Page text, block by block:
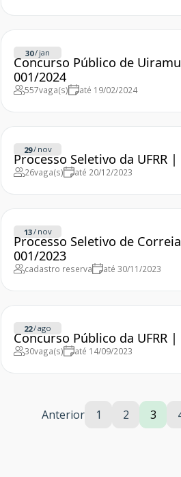
30/ jan
Concurso Público de
001/2024
557vaga(s) até 19/02/2024
29/ nov
Processo Seletivo da UFRR
26vaga(s) até 20/12/2023
13/ nov
Processo Seletivo de
001/2023
cadastro reserva até 30/11/2023
22/ago
Concurso Público da UFRR
30vaga(s) até 14/09/2023
Anterior 1 2 3